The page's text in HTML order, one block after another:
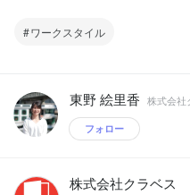
ワークスタイル
東野 絵里香 株式会社
フォロー
株式会社クラベス